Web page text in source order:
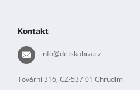
Kontakt
info@detskahra.cz
Tovární 316, CZ-537 01 Chrudim